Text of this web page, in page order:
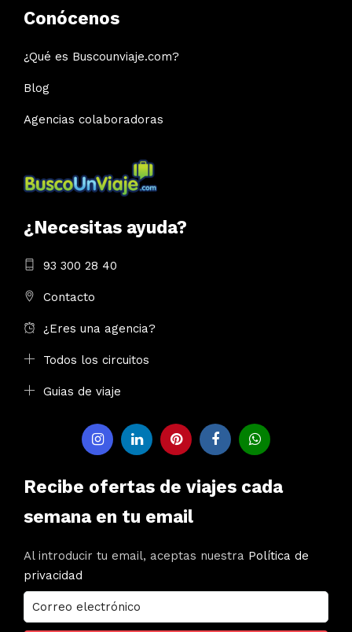
Conócenos
¿Qué es Buscounviaje.com?
Blog
Agencias colaboradoras
¿Necesitas ayuda?
93 300 28 40
Contacto
¿Eres una agencia?
Todos los circuitos
Guias de viaje
Recibe ofertas de viajes cada
semana en tu email
Al introducir tu email, aceptas nuestra Política de
privacidad